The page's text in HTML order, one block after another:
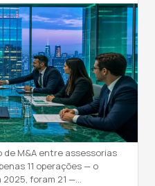
de M&A entre assessorias
11 operações — o
2025, foram 21 —